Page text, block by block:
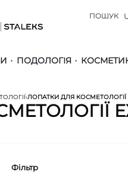
ПОШУК
ПОДОЛОГІЯ
›ЛОПАТКИ ДЛЯ КОСМЕТОЛОГІЇ
Фільтр